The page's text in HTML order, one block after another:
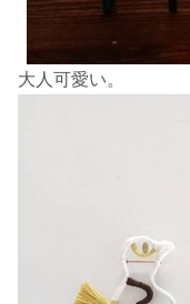
大人可愛い。